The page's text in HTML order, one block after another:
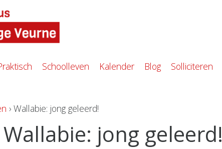
Schoolleven Kalender Blog Solliciteren
› Wallabie: jong geleerd!
Wallabie: jong geleerd!